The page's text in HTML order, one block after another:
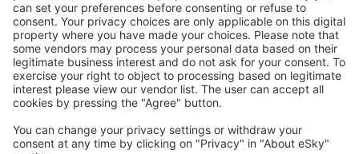
Madrid-Barajas (MAD)
Valencia-Manises (VLC)
Salamanca Matacán (SLM)
Melilla (MLN)
Menorca Mahón (MAH)